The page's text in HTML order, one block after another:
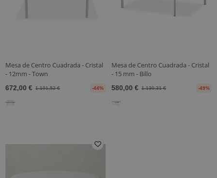
Mesa de Centro Cuadrada - Cristal
- 12mm - Town
672,00 € 1.191,52 € -44%
Mesa de Centro Cuadrada - Cristal
- 15 mm - Billo
580,00 € 1.130,31 € -49%